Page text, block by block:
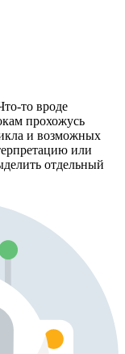
то вроде
прохожусь
и возможных
или
отдельный